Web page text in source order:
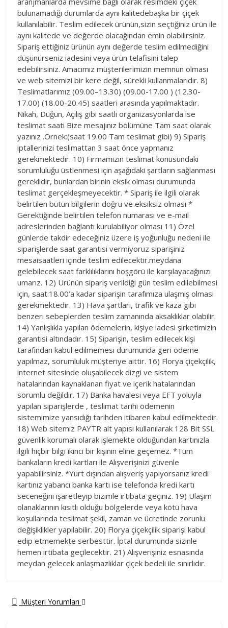
bulunamadığı durumlarda aynı kalitedebaşka bir çiçek
kullanılabilir. Teslim edilecek ürünün,sizin seçtiğiniz ürün ile
aynı kalitede ve değerde olacağından emin olabilirsiniz.
Sipariş ettiğiniz ürünün aynı değerde teslim edilmediğini
düşünürseniz iadesini veya ürün telafisini talep
edebilirsiniz. Amacımız müşterilerimizin memnun olması
ve web sitemizi bir kere değil, sürekli kullanmalarıdır. 8)
Teslimatlarımız (09.00–13.30) (09.00-17.00 ) (12.30-
17.00) (18.00-20.45) saatleri arasında yapılmaktadır.
Nikah, Düğün, Açılış gibi saatli organizasyonlarda ise
teslimat saati Bize mesajınız bölümüne Tam saat olarak
yazınız .Örnek:(saat 19.00 Tam teslimat gibi) 9) Sipariş
iptallerinizi teslimattan 3 saat önce yapmanız
gerekmektedir. 10) Firmamızın teslimat konusundaki
sorumluluğu üstlenmesi için aşağıdaki şartların sağlanması
gereklidir, bunlardan birinin eksik olması durumunda
teslimat gerçekleşmeyecektir. * Sipariş ile ilgili olarak
belirtilen bütün bilgilerin doğru ve eksiksiz olması *
Gerektiğinde belirtilen telefon numarası ve e-mail
adreslerinden bağlantı kurulabiliyor olması 11) Özel
günlerde takdir edeceğiniz üzere iş yoğunluğu nedeni ile
siparişlerde saat garantisi vermiyoruz siparişiniz
mesaisaatleri içinde teslim edilecektir.meydana
gelebilecek saat farklılıklarını hoşgörü ile karşılayacağınızı
umarız. 12) Ürünün sipariş verildiği gün teslim edilebilmesi
için, saat:18.00’a kadar siparişin tarafımıza ulaşmış olması
gerekmektedir. 13) Hava şartları, trafik ve kaza gibi
benzeri sebeplerden teslim zamanında aksaklıklar olabilir.
14) Yanlışlıkla yapılan ödemelerin, kişiye iadesi şirketimizin
garantisi altındadır. 15) Siparişin, teslim edilecek kişi
tarafından kabul edilmemesi durumunda geri ödeme
yapılmaz, sorumluluk müşteriye aittir. 16) Florya çiçekçilik,
internet sitesinde oluşabilecek dizgi ve sistem
hatalarından kaynaklanan fiyat ve içerik hatalarından
sorumlu değildir. 17) Banka havalesi veya EFT yoluyla
yapılan siparişlerde , teslimat tarihi ödemenin
sistemimize yansıdığı tarihden itibaren kabul edilmektedir.
18) Web sitemiz PAYTR alt yapısı kullanılarak 128 Bit SSL
güvenlik korumalı olarak işlemekte olduğundan kartınızla
ilgili hiçbir bilgi ikinci bir kişinin eline geçemez. *Tüm
bankaların kredi kartları ile Alışverişinizi güvenle
yapabilirsiniz. *Yurt dışından alışveriş yapıyorsanız kredi
kartınız yabancı banka kartı ise telefonda kredi kartı
seceneğini işaretleyip bizimle irtibata geçiniz. 19) Ulaşım
olanaklarının kısıtlı olduğu bölgelerde veya kötü hava
koşullarında teslimat şekil, zaman ve ücretinde zorunlu
değişiklikler yapılabilir. 20) Florya çiçekçilik siparişi kabul
edip etmemekte serbesttir. İptal durumunda sizinle
hemen irtibata geçilecektir. 21) Alışverişiniz esnasında
meydan gelecek anlaşmazlıklar çiçek bedeli ile sınırlıdır.
Müşteri Yorumları